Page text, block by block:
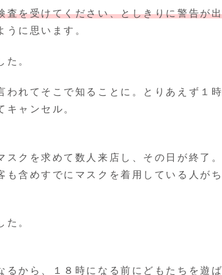
を受けてください、としきりに警告が
うに思います。
た。
れてそこで知ることに。とりあえず１時
ャンセル。
クを求めて数人来店し、その日が終了。
含めすでにマスクを着用している人がち
た。
るから、１８時になる前にどもたちを遊